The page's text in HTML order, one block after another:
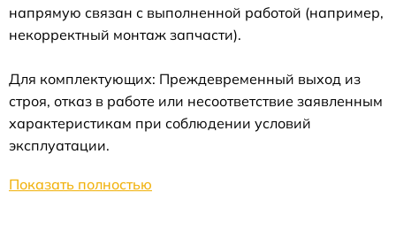
напрямую связан с выполненной работой (например,
некорректный монтаж запчасти).
Для комплектующих: Преждевременный выход из
строя, отказ в работе или несоответствие заявленным
характеристикам при соблюдении условий
эксплуатации.
Показать полностью